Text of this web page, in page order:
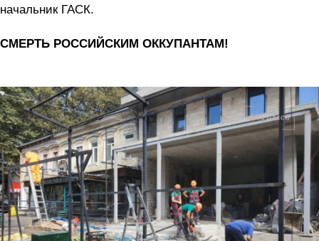
начальник ГАСК.
СМЕРТЬ РОССИЙСКИМ ОККУПАНТАМ!